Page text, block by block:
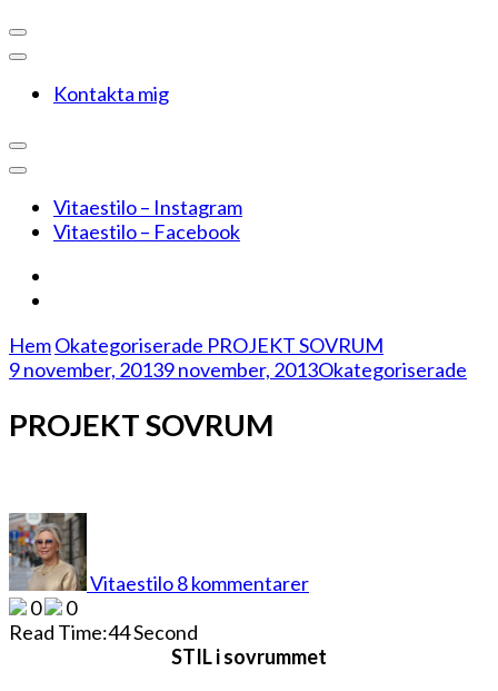
Kontakta mig
Vitaestilo – Instagram
Vitaestilo – Facebook
HemOkategoriserade PROJEKT SOVRUM
9 november, 20139 november, 2013Okategoriserade
PROJEKT SOVRUM
Vitaestilo8 kommentarer
0
0
Read Time:44 Second
STIL i sovrummet